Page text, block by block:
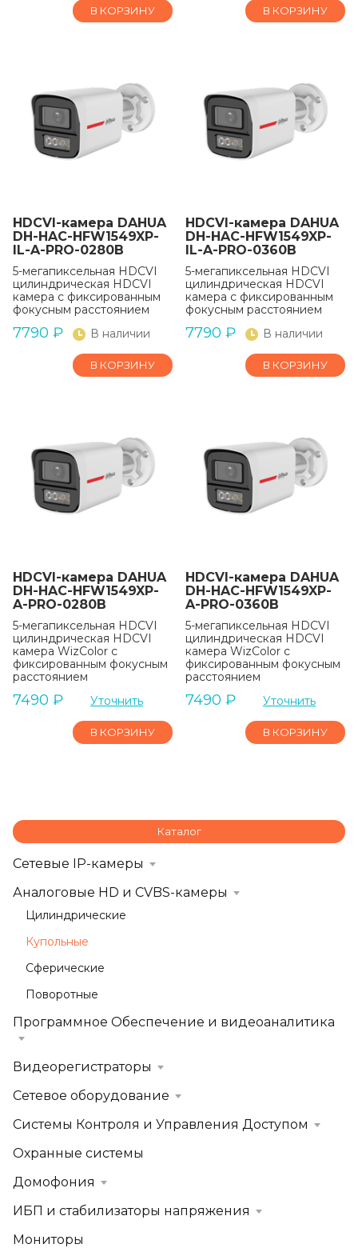
В КОРЗИНУ В КОРЗИНУ
HDCVI-камера DAHUA
DH-HAC-HFW1549XP-
IL-A-PRO-0280B
5-мегапиксельная HDCVI
цилиндрическая HDCVI
камера с фиксированным
фокусным расстоянием
7790 ₽ В наличии
В КОРЗИНУ
HDCVI-камера DAHUA
DH-HAC-HFW1549XP-
IL-A-PRO-0360B
5-мегапиксельная HDCVI
цилиндрическая HDCVI
камера с фиксированным
фокусным расстоянием
7790 ₽ В наличии
В КОРЗИНУ
HDCVI-камера DAHUA
DH-HAC-HFW1549XP-
A-PRO-0280B
5-мегапиксельная HDCVI
цилиндрическая HDCVI
камера WizColor с
фиксированным фокусным
расстоянием
7490 ₽ Уточнить
В КОРЗИНУ
HDCVI-камера DAHUA
DH-HAC-HFW1549XP-
A-PRO-0360B
5-мегапиксельная HDCVI
цилиндрическая HDCVI
камера WizColor с
фиксированным фокусным
расстоянием
7490 ₽ Уточнить
В КОРЗИНУ
Каталог
Сетевые IP-камеры
Аналоговые HD и CVBS-камеры
Цилиндрические
Купольные
Сферические
Поворотные
Программное Обеспечение и видеоаналитика
Видеорегистраторы
Сетевое оборудование
Системы Контроля и Управления Доступом
Охранные системы
Домофония
ИБП и стабилизаторы напряжения
Мониторы